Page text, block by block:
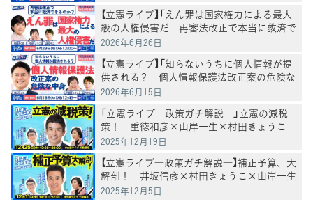
【立憲ライブ】「えん罪は国家権力による最大
級の人権侵害だ 再審法改正で本当に救済で
きるのか」打越さく良×村田きょうこ×山内
2026年6月26日
【立憲ライブ】「知らないうちに個人情報が提
供される？ 個人情報保護法改正案の危険な
中身」郡山りょう×村田きょうこ×山内かな
2026年6月15日
「立憲ライブ―政策ガチ解説―」立憲の減税
策！ 重徳和彦×山岸一生×村田きょうこ
2025年12月19日
【立憲ライブ―政策ガチ解説―】補正予算、大
解剖！ 井坂信彦×村田きょうこ×山岸一生
2025年12月5日